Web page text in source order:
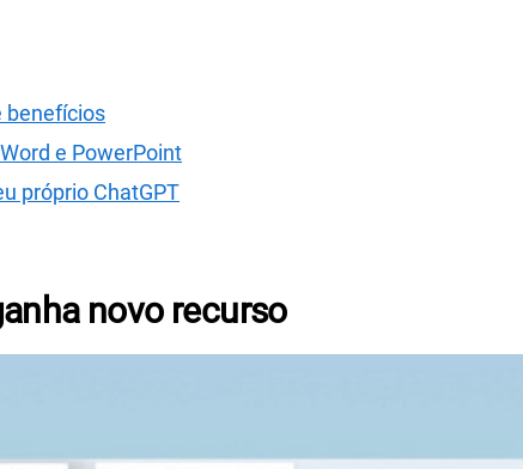
benefícios
e PowerPoint
próprio ChatGPT
novo recurso